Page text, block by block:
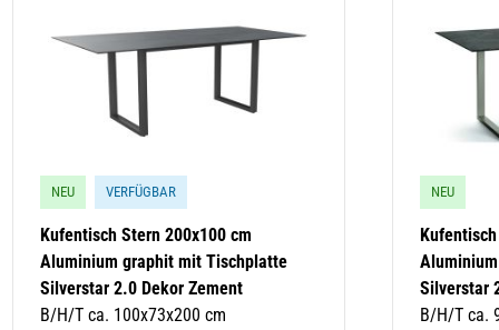
NEU VERFÜGBAR
Kufentisch Stern 200x100 cm
Aluminium graphit mit Tischplatte
Silverstar 2.0 Dekor Zement
B/H/T ca. 100x73x200 cm
NEU
Silverstar
B/H/T ca.